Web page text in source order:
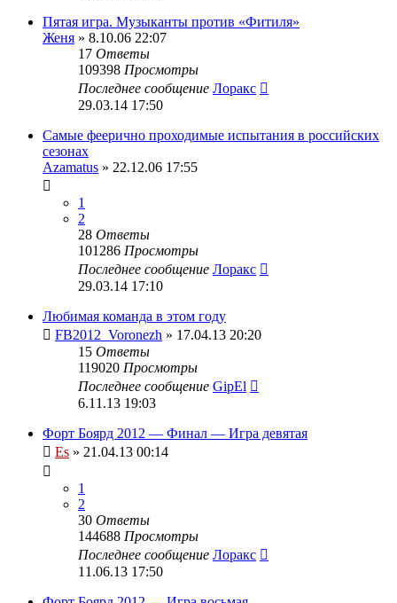
Пятая игра. Музыканты против «Фитиля»
Женя » 8.10.06 22:07
17 Ответы
109398 Просмотры
Последнее сообщение Лоракс
29.03.14 17:50
Самые феерично проходимые испытания в российских
сезонах
Azamatus » 22.12.06 17:55
1
2
28 Ответы
101286 Просмотры
Последнее сообщение Лоракс
29.03.14 17:10
Любимая команда в этом году
FB2012_Voronezh » 17.04.13 20:20
15 Ответы
119020 Просмотры
Последнее сообщение GipEl
6.11.13 19:03
Форт Боярд 2012 — Финал — Игра девятая
Es » 21.04.13 00:14
1
2
30 Ответы
144688 Просмотры
Последнее сообщение Лоракс
11.06.13 17:50